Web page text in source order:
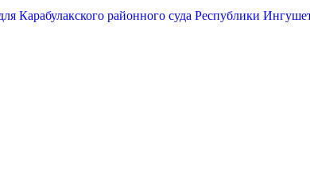
Карабулакского районного суда Республики